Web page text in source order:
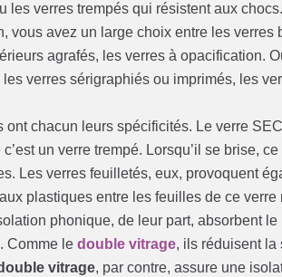
les verres trempés qui résistent aux
vous avez un large choix entre les
agrafés, les verres à opacification.
les verres sérigraphiés ou imprimés, les
ont chacun leurs spécificités. Le verre
c’est un verre trempé. Lorsqu’il se brise,
Les verres feuilletés, eux, provoquent
plastiques entre les feuilles de ce
phonique, de leur part, absorbent
Comme ledouble vitrage, ils réduisent la
vitrage, par contre, assure une